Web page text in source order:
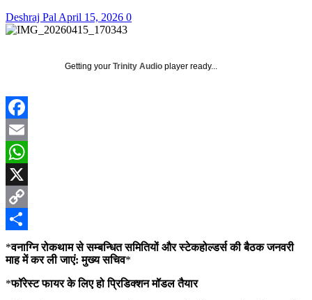
Deshraj Pal April 15, 2026 0
Getting your Trinity Audio player ready...
Facebook
Email
WhatsApp
X
Copy
Link
Share
*वनाग्नि रोकथाम से सम्बन्धित समितियों और स्टेकहोल्डर्स की बैठक जनवरी
माह में कर ली जाएं: मुख्य सचिव*
*फॉरेस्ट फायर के लिए हो प्रिडिक्शन मॉडल तैयार